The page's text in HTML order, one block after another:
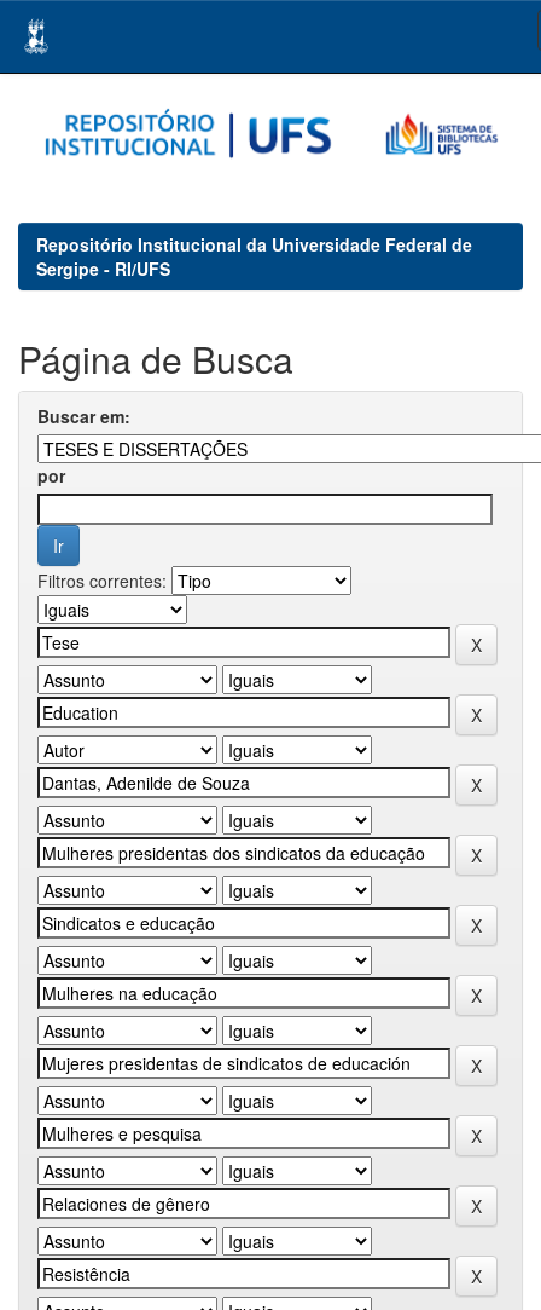
navigation
Repositório Institucional da Universidade Federal de
Sergipe - RI/UFS
Página de Busca
Buscar em:
por
Filtros correntes: